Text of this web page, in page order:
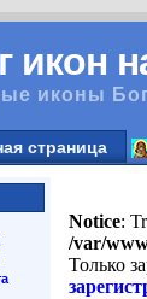
икон
иконы
страница
Notice:
/var/
Только